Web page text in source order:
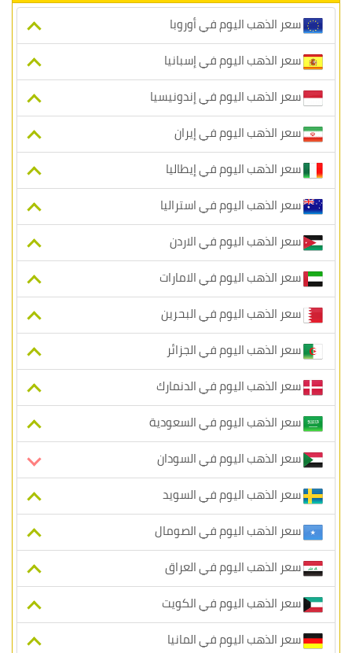
سعر الذهب اليوم في أوروبا
سعر الذهب اليوم في إسبانيا
سعر الذهب اليوم في إندونيسيا
سعر الذهب اليوم في إيران
سعر الذهب اليوم في إيطاليا
سعر الذهب اليوم في استراليا
سعر الذهب اليوم في الاردن
سعر الذهب اليوم في الامارات
سعر الذهب اليوم في البحرين
سعر الذهب اليوم في الجزائر
سعر الذهب اليوم في الدنمارك
سعر الذهب اليوم في السعودية
سعر الذهب اليوم في السودان
سعر الذهب اليوم في السويد
سعر الذهب اليوم في الصومال
سعر الذهب اليوم في العراق
سعر الذهب اليوم في الكويت
سعر الذهب اليوم في المانيا